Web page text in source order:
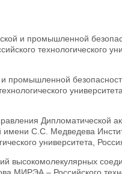
и промышленной
технологического
промышленной
Дипломатической
С.С. Медведева
университета,
высокомолекулярных